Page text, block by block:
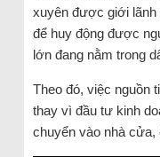
xuyên được giới lãnh
để huy động được
lớn đang nằm trong
Theo đó, việc nguồn
thay vì đầu tư kinh
chuyển vào nhà cửa,